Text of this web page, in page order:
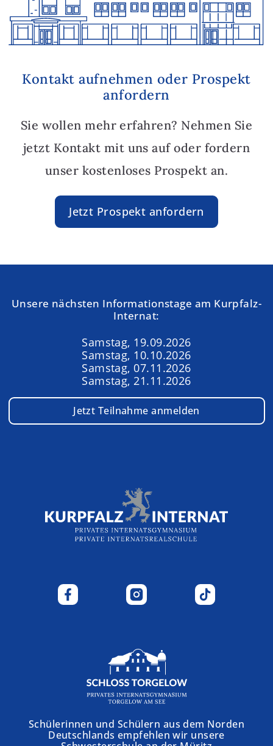
Kontakt aufnehmen oder Prospekt
anfordern
Sie wollen mehr erfahren? Nehmen Sie
jetzt Kontakt mit uns auf oder fordern
unser kostenloses Prospekt an.
Jetzt Prospekt anfordern
Unsere nächsten Informationstage am Kurpfalz-
Internat:
Samstag, 19.09.2026
Samstag, 10.10.2026
Samstag, 07.11.2026
Samstag, 21.11.2026
Jetzt Teilnahme anmelden
Schülerinnen und Schülern aus dem Norden
Deutschlands empfehlen wir unsere